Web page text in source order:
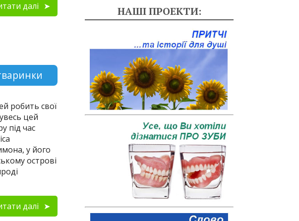
далі
робить свої
цей
під час
у його
острові
далі
НАШІ ПРОЕКТИ: